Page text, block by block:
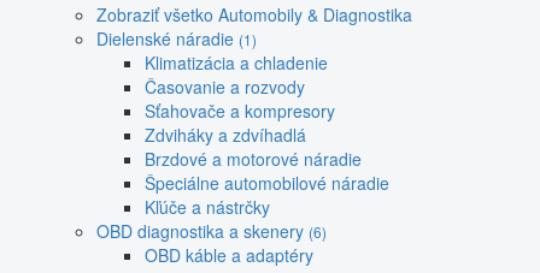
Zobraziť všetko Automobily & Diagnostika
Dielenské náradie (1)
Klimatizácia a chladenie
Časovanie a rozvody
Sťahovače a kompresory
Zdviháky a zdvíhadlá
Brzdové a motorové náradie
Špeciálne automobilové náradie
Kľúče a nástrčky
OBD diagnostika a skenery (6)
OBD káble a adaptéry